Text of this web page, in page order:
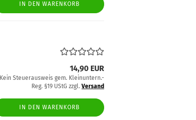
IN DEN WARENKORB
14,90 EUR
Kein Steuerausweis gem. Kleinuntern.-
Reg. §19 UStG zzgl. Versand
IN DEN WARENKORB